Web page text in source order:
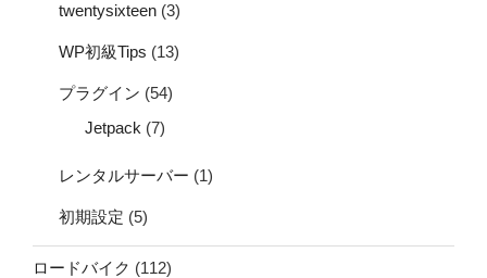
twentysixteen (3)
WP初級Tips (13)
プラグイン (54)
Jetpack (7)
レンタルサーバー (1)
初期設定 (5)
ロードバイク (112)